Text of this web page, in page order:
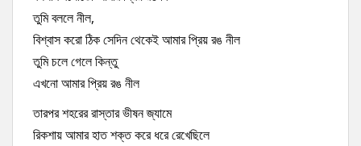
তুমি বললে নীল,
বিশ্বাস করো ঠিক সেদিন থেকেই আমার প্রিয় রঙ নীল
তুমি চলে গেলে কিন্তু
এখনো আমার প্রিয় রঙ নীল
তারপর শহরের রাস্তার ভীষন জ্যামে
রিকশায় আমার হাত শক্ত করে ধরে রেখেছিলে